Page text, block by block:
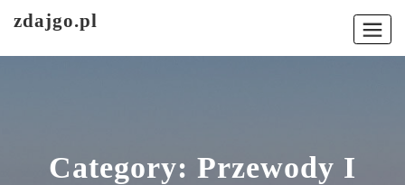
zdajgo.pl
Category: Przewody I